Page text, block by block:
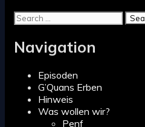
Search
Navigation
Episoden
G’Quans Erben
Hinweis
Was wollen wir?
Penf